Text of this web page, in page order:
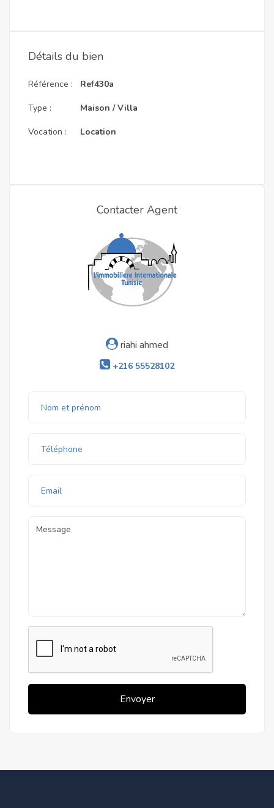
Détails du bien
Référence :
Type :
Vocation :
Ref430a
Maison / Villa
Location
Contacter Agent
riahi ahmed
+216 55528102
Envoyer